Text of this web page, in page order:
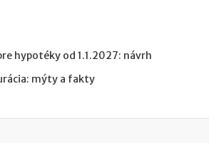
hypotéky od 1.1.2027: návrh
mýty a fakty